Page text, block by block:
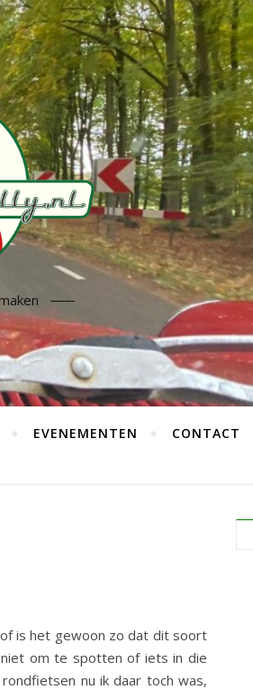
EVENEMENTEN CONTACT
is het gewoon zo dat dit soort
niet om te spotten of iets in die
nu ik daar toch was,